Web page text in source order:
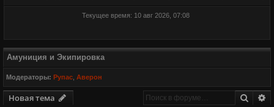
Текущее время: 10 авг 2026, 07:08
Амуниция и Экипировка
Модераторы: Рупас ,Аверон
Новая тема Поиск